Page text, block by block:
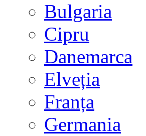
Bulgaria
Cipru
Danemarca
Elveția
Franța
Germania